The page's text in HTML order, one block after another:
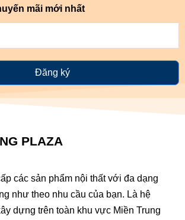
mãi mới nhất
Đăng ký
PLAZA
các sản phẩm nội thất với đa dạng
như theo nhu cầu của bạn. Là hệ
dựng trên toàn khu vực Miền Trung